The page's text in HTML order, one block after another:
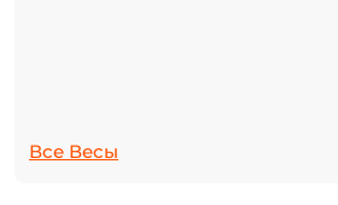
Все Весы
Заполняя данную форму вы